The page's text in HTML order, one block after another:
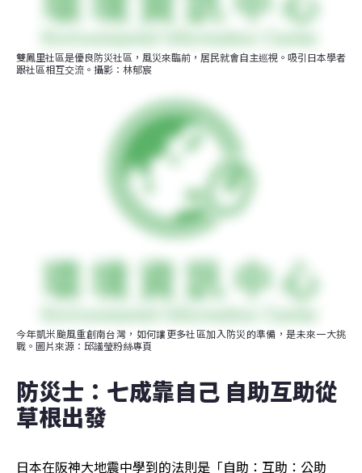
雙鳳里社區是優良防災社區，風災來臨前，居民就會自主巡視。吸引日本學者
跟社區相互交流。攝影：林郁宸
今年凱米颱風重創南台灣，如何讓更多社區加入防災的準備，是未來一大挑
戰。圖片來源：邱議瑩粉絲專頁
防災士：七成靠自己 自助互助從
草根出發
日本在阪神大地震中學到的法則是「自助：互助：公助